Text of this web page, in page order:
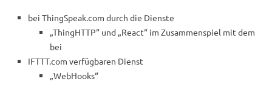
bei ThingSpeak.com durch die Dienste
„ThingHTTP“ und „React“ im Zusammenspiel mit dem
bei
IFTTT.com verfügbaren Dienst
„WebHooks“